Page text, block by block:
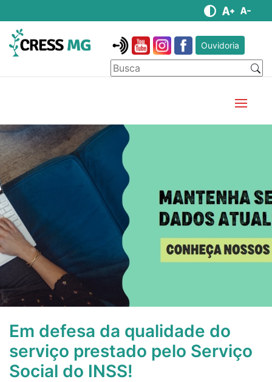
Ouvidoria
Em defesa da qualidade do
serviço prestado pelo Serviço
Social do INSS!